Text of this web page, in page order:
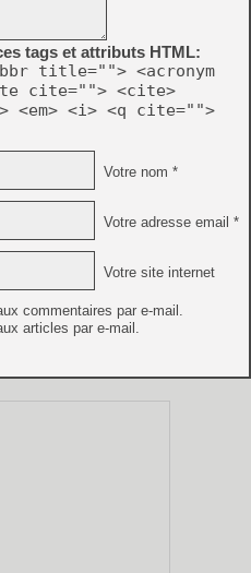
tags et attributs HTML:
title=""> <acronym
cite=""> <cite>
<em> <i> <q cite="">
Votre nom *
Votre adresse email *
Votre site internet
commentaires par e-mail.
articles par e-mail.